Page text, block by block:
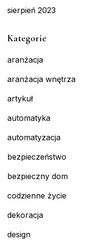
sierpień 2023
Kategorie
aranżacja
aranżacja wnętrza
artykuł
automatyka
automatyzacja
bezpieczeństwo
bezpieczny dom
codzienne życie
dekoracja
design